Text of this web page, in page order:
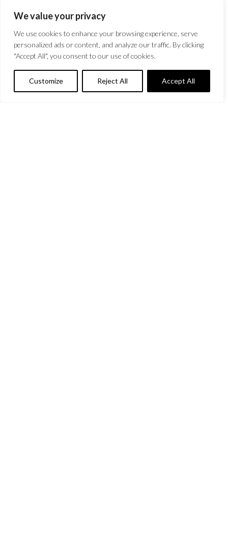
We value your privacy
We use cookies to enhance your browsing experience, serve
personalized ads or content, and analyze our traffic. By clicking
"Accept All", you consent to our use of cookies.
Customize Reject All Accept All